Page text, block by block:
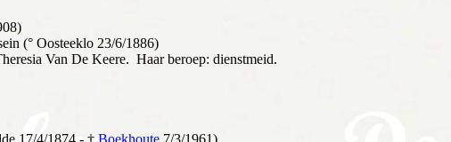
(° Oosteeklo 23/6/1886)
Van De Keere. Haar beroep: dienstmeid.